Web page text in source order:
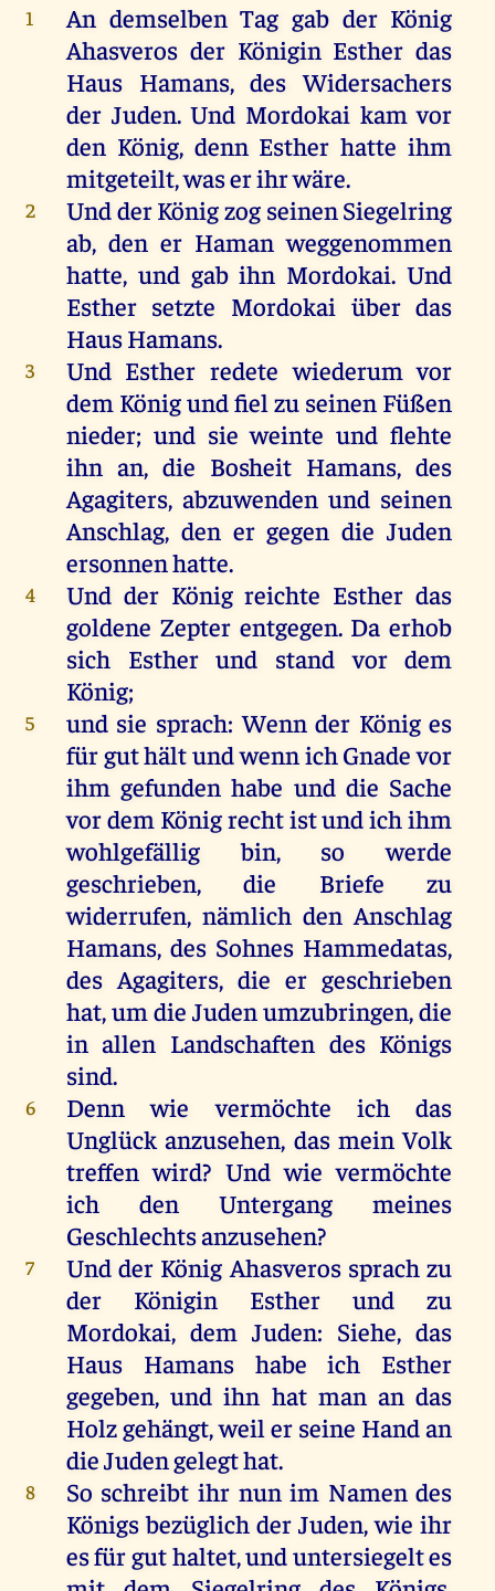
1 An demselben Tag gab der König
Ahasveros der Königin Esther das
Haus Hamans,des Widersachers
der Juden.Und Mordokai kam vor
den König, denn Esther hatte ihm
mitgeteilt,waserihrwäre.
2 UndderKönigzog seinenSiegelring
ab, den er Haman weggenommen
hatte, und gab ihn Mordokai.Und
Esther setzte Mordokai über das
HausHamans.
3 Und Esther redete wiederum vor
dem Königundfiel zu seinen Füßen
nieder; und sie weinte und flehte
ihn an, die Bosheit Hamans,des
Agagiters, abzuwenden und seinen
Anschlag, den er gegen die Juden
ersonnenhatte.
4 Und der König reichte Esther das
goldene Zepter entgegen. Da erhob
sich Esther und stand vor dem
König;
5 und sie sprach:Wenn der König es
fürguthältundwennichGnade vor
ihm gefunden habe und die Sache
vordem Königrechtistundichihm
wohlgefälligbin, so
werde
geschrieben,die Briefe
zu
widerrufen, nämlich den Anschlag
Hamans, des Sohnes Hammedatas,
des Agagiters, die er geschrieben
hat,um die Judenumzubringen,die
in allen Landschaften des Königs
sind.
6 Denn wie vermöchte ich
das
Unglück anzusehen, das mein Volk
treffen wird? Und wie vermöchte
ich
den Untergang
meines
Geschlechtsanzusehen?
7 Und der König Ahasveros sprach zu
der
Königin Esther und
zu
Mordokai, dem Juden: Siehe,das
Haus
Hamans habe ich
Esther
gegeben,und ihn hat man an das
Holzgehängt,weil er seine Handan
dieJudengelegthat.
8 So schreibt ihr nun im Namen des
Königsbezüglich der Juden,wie ihr
esfürguthaltet,unduntersiegeltes